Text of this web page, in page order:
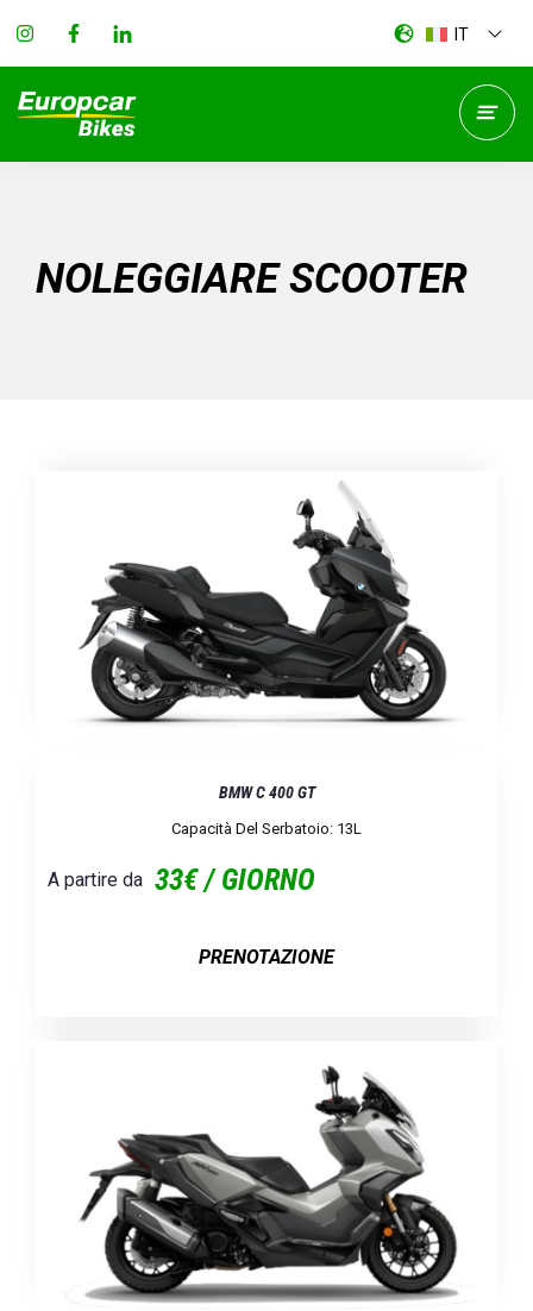
IT
NOLEGGIARE SCOOTER
BMW C 400 GT
Capacità Del Serbatoio: 13L
A partire da 33€ / GIORNO
PRENOTAZIONE